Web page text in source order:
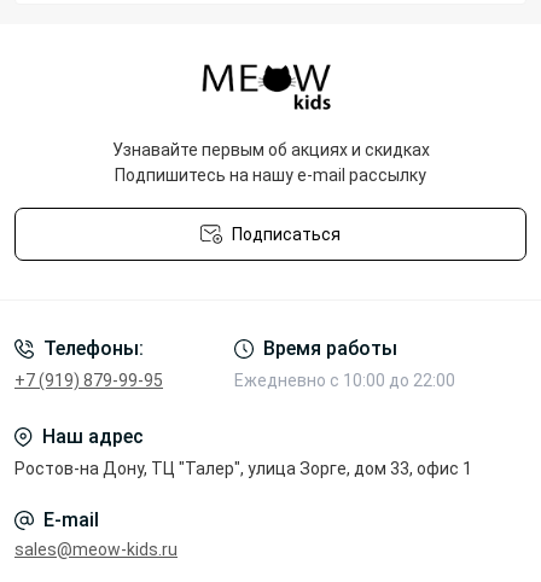
Узнавайте первым об акциях и скидках
Подпишитесь на нашу e-mail рассылку
Подписаться
Телефоны:
+7 (919) 879-99-95
Время работы
Ежедневно с 10:00 до 22:00
Наш адрес
Ростов-на Дону, ТЦ "Талер", улица Зорге, дом 33, офис 1
E-mail
sales@meow-kids.ru